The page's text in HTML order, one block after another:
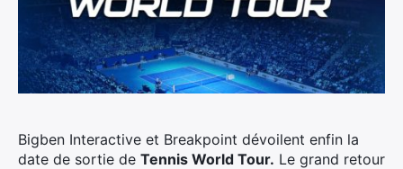
Bigben Interactive et Breakpoint dévoilent enfin la
date de sortie de Tennis World Tour. Le grand retour